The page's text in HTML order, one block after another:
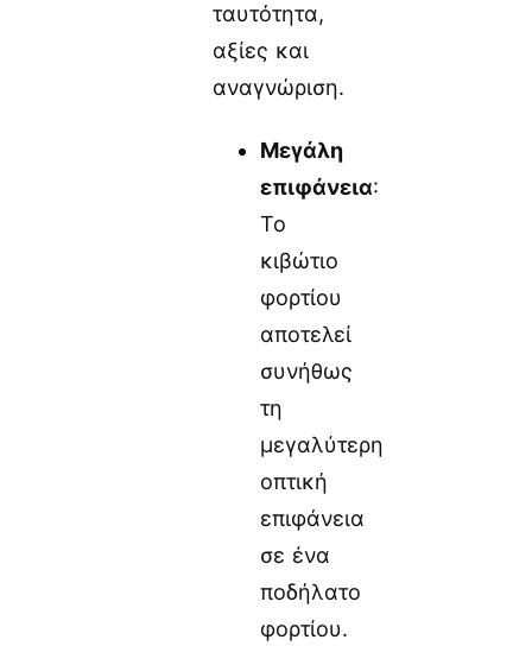
ταυτότητα,
αξίες και
αναγνώριση.
Μεγάλη
επιφάνεια:
Το
κιβώτιο
φορτίου
αποτελεί
συνήθως
τη
μεγαλύτερη
οπτική
επιφάνεια
σε ένα
ποδήλατο
φορτίου.